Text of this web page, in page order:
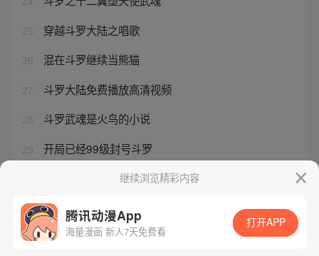
25 穿越斗罗大陆之唱歌
26 混在斗罗继续当熊猫
27 斗罗大陆免费播放高清视频
28 斗罗武魂是火鸟的小说
29 开局已经99级封号斗罗
战斗的青春小说原版继续浏览精彩内容
腾讯动漫App
海量漫画 新人7天免费看
打开APP